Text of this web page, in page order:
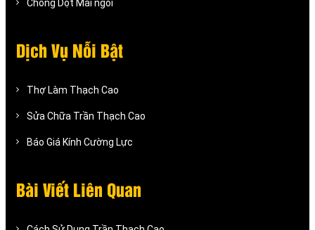
Chống Dột Mái ngói
Dịch Vụ Nỗi Bật
Thợ Làm Thạch Cao
Sửa Chữa Trần Thạch Cao
Báo Giá Kính Cường Lực
Bài Viết Liên Quan